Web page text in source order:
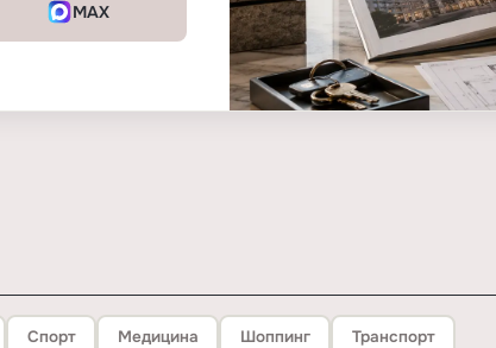
MAX
Спорт Медицина Шоппинг Транспорт